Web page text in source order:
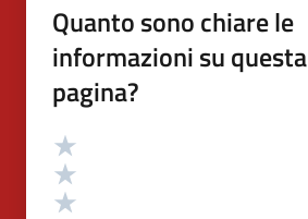
Quanto sono chiare le
informazioni su questa
pagina?
Valutazione